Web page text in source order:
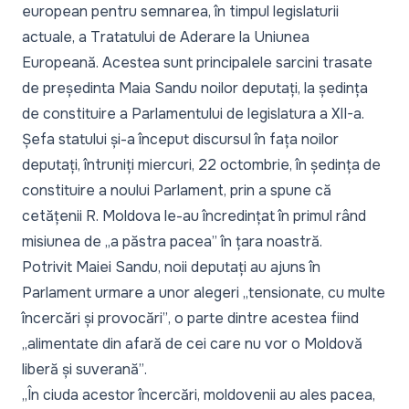
european pentru semnarea, în timpul legislaturii
actuale, a Tratatului de Aderare la Uniunea
Europeană. Acestea sunt principalele sarcini trasate
de președinta Maia Sandu noilor deputați, la ședința
de constituire a Parlamentului de legislatura a XII-a.
Șefa statului și-a început discursul în fața noilor
deputați, întruniți miercuri, 22 octombrie, în ședința de
constituire a noului Parlament, prin a spune că
cetățenii R. Moldova le-au încredințat în primul rând
misiunea de „a păstra pacea”în țara noastră.
Potrivit Maiei Sandu, noii deputați au ajuns în
Parlament urmare a unor alegeri „tensionate, cu multe
încercări și provocări”, o parte dintre acestea fiind
„alimentate din afară de cei care nu vor o Moldovă
liberă și suverană”.
„În ciuda acestor încercări, moldovenii au ales pacea,